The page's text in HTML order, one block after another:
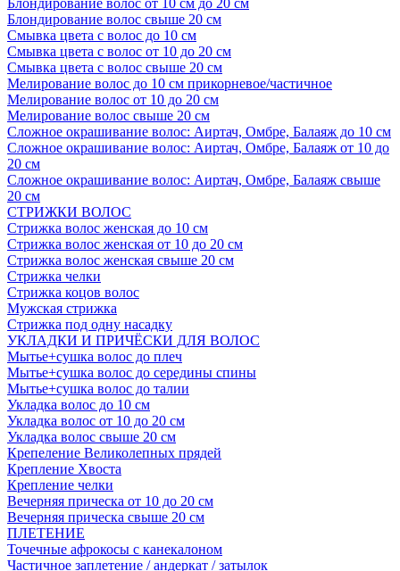
Блондирование волос от 10 см до 20 см
Блондирование волос свыше 20 см
Смывка цвета с волос до 10 см
Смывка цвета с волос от 10 до 20 см
Смывка цвета с волос свыше 20 см
Мелирование волос до 10 см прикорневое/частичное
Мелирование волос от 10 до 20 см
Мелирование волос свыше 20 см
Сложное окрашивание волос: Аиртач, Омбре, Балаяж до 10 см
Сложное окрашивание волос: Аиртач, Омбре, Балаяж от 10 до
20 см
Сложное окрашивание волос: Аиртач, Омбре, Балаяж свыше
20 см
СТРИЖКИ ВОЛОС
Стрижка волос женская до 10 см
Стрижка волос женская от 10 до 20 см
Стрижка волос женская свыше 20 см
Стрижка челки
Стрижка коцов волос
Мужская стрижка
Стрижка под одну насадку
УКЛАДКИ И ПРИЧЁСКИ ДЛЯ ВОЛОС
Мытье+сушка волос до плеч
Мытье+сушка волос до середины спины
Мытье+сушка волос до талии
Укладка волос до 10 см
Укладка волос от 10 до 20 см
Укладка волос свыше 20 см
Крепеление Великолепных прядей
Крепление Хвоста
Крепление челки
Вечерняя прическа от 10 до 20 см
Вечерняя прическа свыше 20 см
ПЛЕТЕНИЕ
Точечные афрокосы с канекалоном
Частичное заплетение / андеркат / затылок